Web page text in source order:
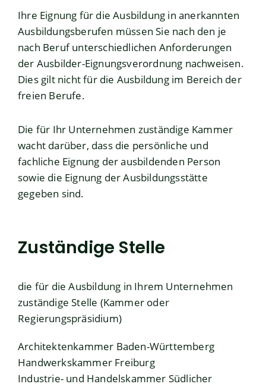
Ihre Eignung für die Ausbildung in anerkannten
Ausbildungsberufen müssen Sie nach den je
nach Beruf unterschiedlichen Anforderungen
der Ausbilder-Eignungsverordnung nachweisen.
Dies gilt nicht für die Ausbildung im Bereich der
freien Berufe.
Die für Ihr Unternehmen zuständige Kammer
wacht darüber, dass die persönliche und
fachliche Eignung der ausbildenden Person
sowie die Eignung der Ausbildungsstätte
gegeben sind.
Zuständige Stelle
die für die Ausbildung in Ihrem Unternehmen
zuständige Stelle (Kammer oder
Regierungspräsidium)
Architektenkammer Baden-Württemberg
Handwerkskammer Freiburg
Industrie- und Handelskammer Südlicher